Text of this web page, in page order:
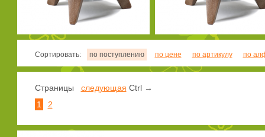
Сортировать: по поступлению по цене по артикулу по
Страницы следующая Ctrl →
1
2